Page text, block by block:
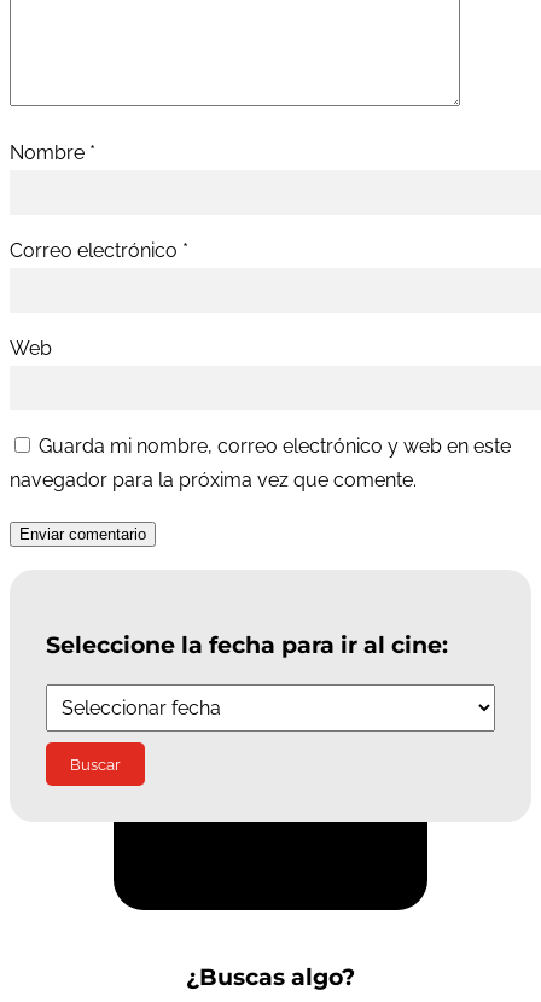
Nombre *
Correo electrónico *
Web
Guarda mi nombre, correo electrónico y web en este
navegador para la próxima vez que comente.
Enviar comentario
Seleccione la fecha para ir al cine:
¿Buscas algo?